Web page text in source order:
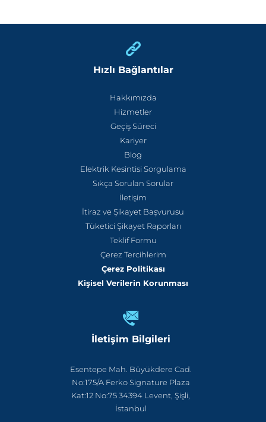
Hızlı Bağlantılar
Hakkımızda
Hizmetler
Geçiş Süreci
Kariyer
Blog
Elektrik Kesintisi Sorgulama
Sıkça Sorulan Sorular
İletişim
İtiraz ve Şikayet Başvurusu
Tüketici Şikayet Raporları
Teklif Formu
Çerez Tercihlerim
Çerez Politikası
Kişisel Verilerin Korunması
İletişim Bilgileri
Esentepe Mah. Büyükdere Cad.
No:175/A Ferko Signature Plaza
Kat:12 No:75 34394 Levent, Şişli,
İstanbul